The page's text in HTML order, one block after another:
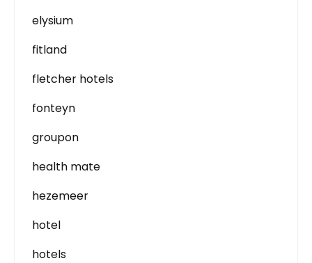
elysium
fitland
fletcher hotels
fonteyn
groupon
health mate
hezemeer
hotel
hotels